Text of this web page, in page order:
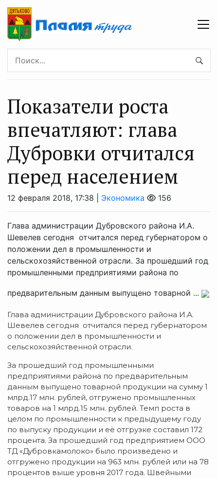
Показатели роста
впечатляют: глава
Дубровки отчитался
перед населением
12 февраля 2018, 17:38 | Экономика 156
Глава администрации Дубровского района И.А.
Шевелев сегодня отчитался перед губернатором о
положении дел в промышленности и
сельскохозяйственной отрасли. За прошедший год
промышленными предприятиями района по
предварительным данным выпущено товарной ...
Глава администрации Дубровского района И.А.
Шевелев сегодня отчитался перед губернатором
о положении дел в промышленности и
сельскохозяйственной отрасли.
За прошедший год промышленными
предприятиями района по предварительным
данным выпущено товарной продукции на сумму 1
млрд.17 млн. рублей, отгружено промышленных
товаров на 1 млрд.15 млн. рублей. Темп роста в
целом по промышленности к предыдущему году
по выпуску продукции и её отгрузке составил 172
процента. За прошедший год предприятием ООО
ТД «Дубровкамолоко» было произведено и
отгружено продукции на 963 млн. рублей или на 78
процентов выше уровня 2017 года. Швейными